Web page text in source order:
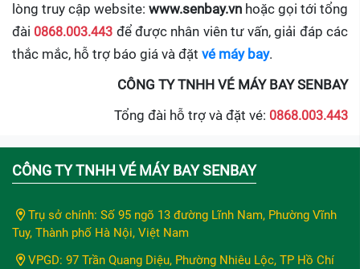
lòng truy cập website: www.senbay.vn hoặc gọi tới tổng
đài 0868.003.443 để được nhân viên tư vấn, giải đáp các
thắc mắc, hỗ trợ báo giá và đặt vé máy bay.
CÔNG TY TNHH VÉ MÁY BAY SENBAY
Tổng đài hỗ trợ và đặt vé: 0868.003.443
CÔNG TY TNHH VÉ MÁY BAY SENBAY
Trụ sở chính: Số 95 ngõ 13 đường Lĩnh Nam, Phường Vĩnh
Tuy, Thành phố Hà Nội, Việt Nam
VPGD: 97 Trần Quang Diệu, Phường Nhiêu Lộc, TP Hồ Chí